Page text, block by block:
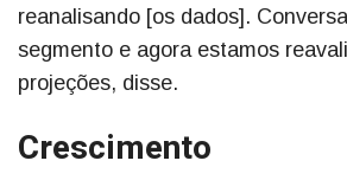
reanalisando [os dados].
segmento e agora estamos
projeções, disse.
Crescimento